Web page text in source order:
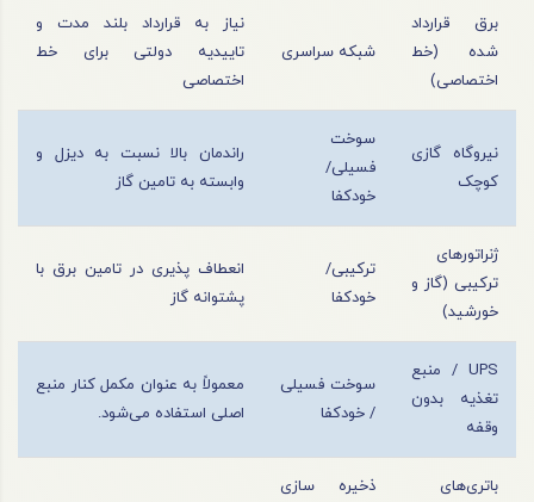
برق قرارداد
شده (خط
اختصاصی)
شبکه سراسری
نیاز به قرارداد بلند مدت و
تاییدیه دولتی برای خط
اختصاصی
نیروگاه گازی
کوچک
سوخت
فسیلی/
خودکفا
راندمان بالا نسبت به دیزل و
وابسته به تامین گاز
ژنراتورهای
ترکیبی (گاز و
خورشید)
ترکیبی/
خودکفا
انعطاف‌ پذیری در تامین برق با
پشتوانه گاز
UPS / منبع
تغذیه بدون
وقفه
سوخت فسیلی
/ خودکفا
معمولاً به عنوان مکمل کنار منبع
اصلی استفاده می‌شود.
باتری‌های
ذخیره‌ سازی